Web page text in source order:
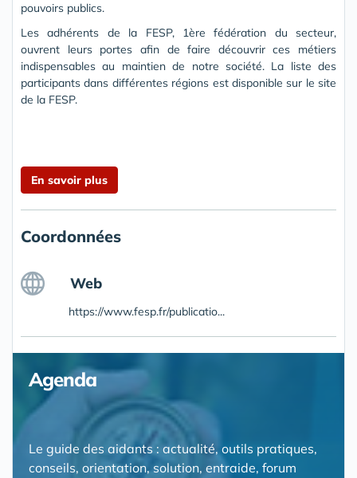
pouvoirs publics.
Les adhérents de la FESP, 1ère fédération du secteur,
ouvrent leurs portes afin de faire découvrir ces métiers
indispensables au maintien de notre société. La liste des
participants dans différentes régions est disponible sur le site
de la FESP.
En savoir plus
Coordonnées
Web
https://www.fesp.fr/publicatio...
Agenda
Le guide des aidants : actualité, outils pratiques,
conseils, orientation, solution, entraide, forum